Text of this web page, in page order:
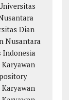
Dian
Nusantara
Indonesia
Karyawan
Karyawan